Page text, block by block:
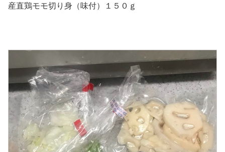
産直鶏モモ切り身（味付）１５０ｇ